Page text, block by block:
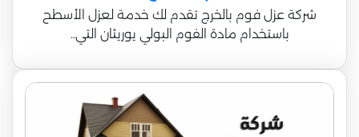
شركة عزل فوم بالخرج تقدم لك خدمة لعزل الأسطح
باستخدام مادة الفوم البولي يوريثان التي..